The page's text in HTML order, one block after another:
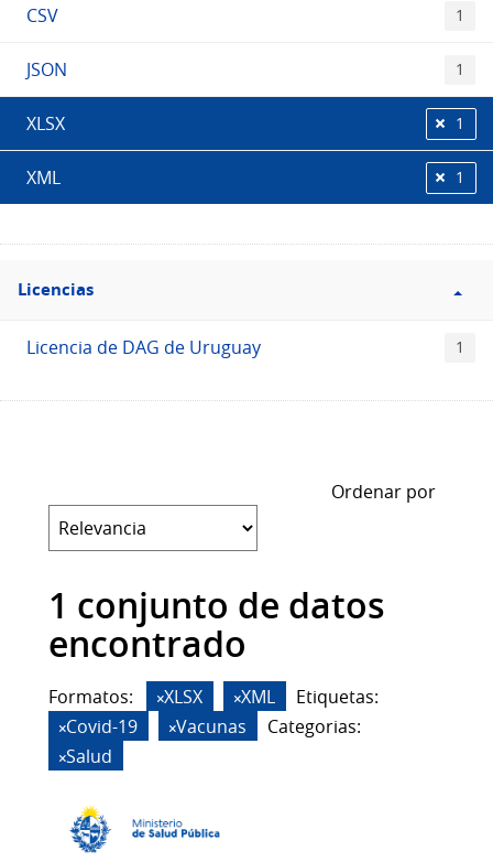
CSV 1
JSON 1
XLSX 1
XML 1
Filtro
Licencias
Licencias
Licencia de DAG de Uruguay 1
Ordenar por
1 conjunto de datos
encontrado
Formatos: XLSX XML
Etiquetas:
Covid-19
Vacunas
Categorias:
Salud